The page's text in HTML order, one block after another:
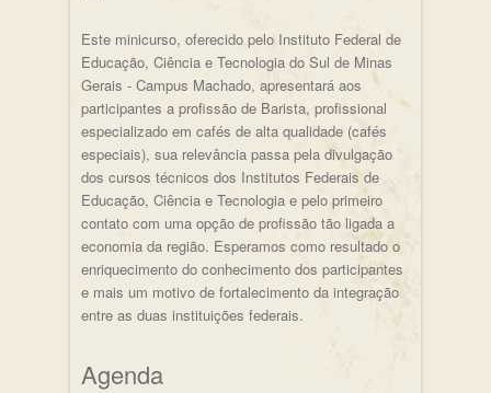
Este minicurso, oferecido pelo Instituto Federal de
Educação, Ciência e Tecnologia do Sul de Minas
Gerais - Campus Machado, apresentará aos
participantes a profissão de Barista, profissional
especializado em cafés de alta qualidade (cafés
especiais), sua relevância passa pela divulgação
dos cursos técnicos dos Institutos Federais de
Educação, Ciência e Tecnologia e pelo primeiro
contato com uma opção de profissão tão ligada a
economia da região. Esperamos como resultado o
enriquecimento do conhecimento dos participantes
e mais um motivo de fortalecimento da integração
entre as duas instituições federais.
Agenda